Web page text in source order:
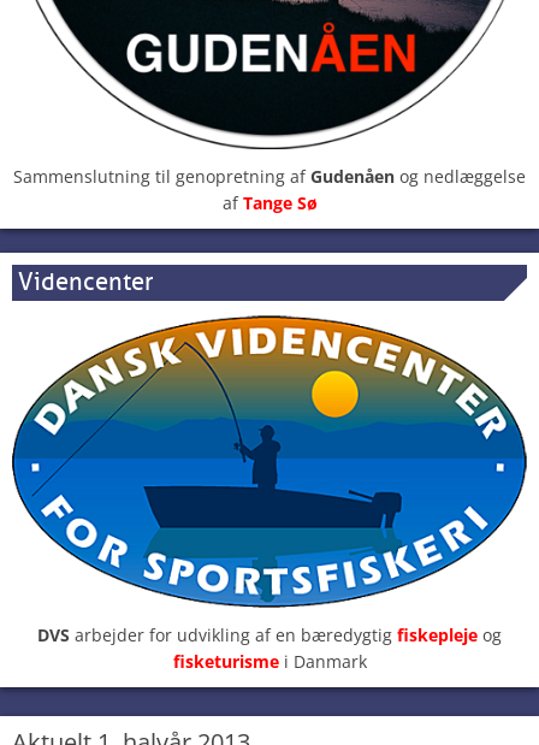
Sammenslutning til genopretning afGudenåen og nedlæggelse
afTange Sø
Videncenter
DVS arbejder for udvikling af en bæredygtig fiskepleje og
fisketurisme i Danmark